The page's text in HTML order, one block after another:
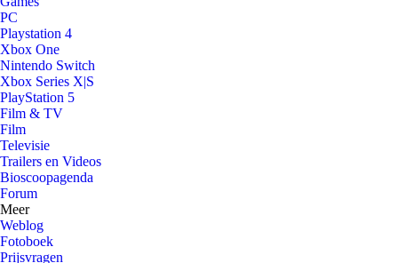
PC
Playstation 4
Xbox One
Nintendo Switch
Xbox Series X|S
PlayStation 5
Film & TV
Film
Televisie
Trailers en Videos
Bioscoopagenda
Forum
Meer
Weblog
Fotoboek
Prijsvragen